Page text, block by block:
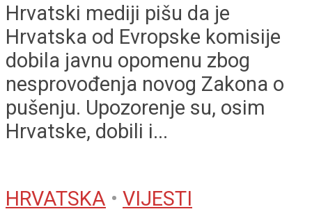
Hrvatski mediji pišu da je
Hrvatska od Evropske komisije
dobila javnu opomenu zbog
nesprovođenja novog Zakona o
pušenju. Upozorenje su, osim
Hrvatske, dobili i...
HRVATSKA • VIJESTI